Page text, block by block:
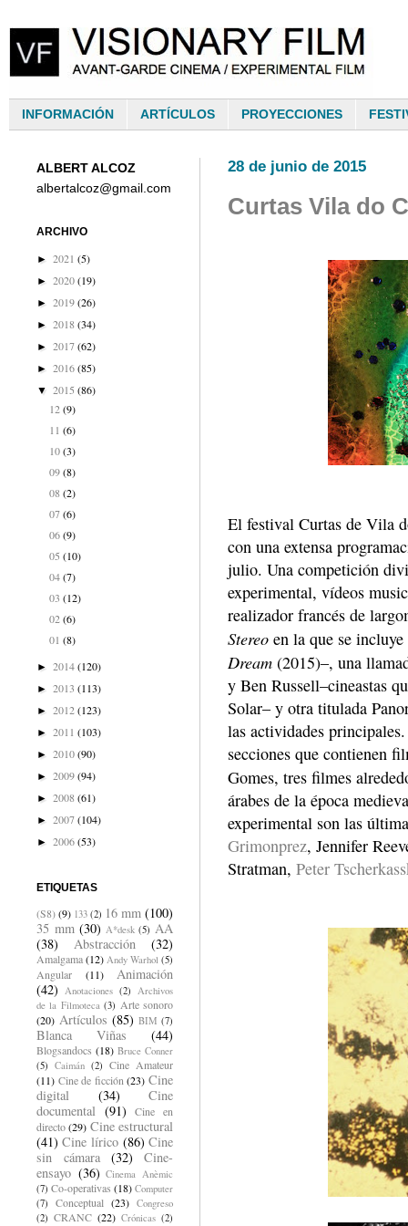
INFORMACIÓN ARTÍCULOS PROYECCIONES
28 de junio de 2015
Curtas Vila do
El festival Curtas de Vila
con una extensa
julio. Una competición
experimental, vídeos
realizador francés de
Stereo en la que se
Dream (2015)–, una
y Ben Russell–cineastas
Solar– y otra titulada
las actividades
secciones que contienen
Gomes, tres filmes
árabes de la época
experimental son las
Grimonprez, Jennifer
Stratman, Peter
ALBERT ALCOZ
albertalcoz@gmail.com
ARCHIVO
► 2021 (5)
► 2020(19)
► 2019(26)
► 2018(34)
► 2017(62)
► 2016(85)
▼ 2015 (86)
12 (9)
11 (6)
10 (3)
09 (8)
08 (2)
07 (6)
06 (9)
05 (10)
04 (7)
03 (12)
02 (6)
01 (8)
► 2014(120)
► 2013 (113)
► 2012(123)
► 2011 (103)
► 2010(90)
► 2009(94)
► 2008(61)
► 2007(104)
► 2006(53)
ETIQUETAS
(S8)(9) 133 (2) 16 mm (100)
35 mm (30) A*desk (5) AA
(38)
Abstracción (32)
Amalgama(12) Andy Warhol (5)
Angular (11)
Animación
(42)
Anotaciones (2)
Archivos
de la Filmoteca (3) Arte sonoro
(20) Artículos (85) BIM (7)
Blanca Viñas (44)
Blogsandocs (18) Bruce Conner
(5) Caimán (2) Cine Amateur
(11) Cine de ficción (23) Cine
digital
(34)
Cine
documental (91)
Cine en
directo (29) Cine estructural
(41) Cine lírico (86) Cine
sin cámara
(32)
Cine-
ensayo (36) Cinema Anèmic
(7) Co-operativas (18) Computer
(7)
Conceptual (23) Congreso
(2) CRANC (22) Crónicas (2)